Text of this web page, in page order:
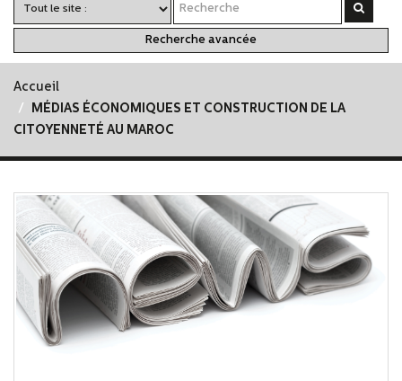
Recherche avancée
Accueil
MÉDIAS ÉCONOMIQUES ET CONSTRUCTION DE LA
CITOYENNETÉ AU MAROC